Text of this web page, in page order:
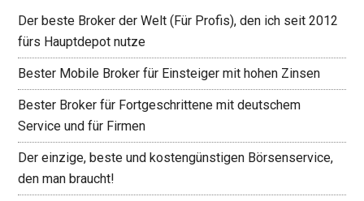
Der beste Broker der Welt (Für Profis), den ich seit 2012
fürs Hauptdepot nutze
Bester Mobile Broker für Einsteiger mit hohen Zinsen
Bester Broker für Fortgeschrittene mit deutschem
Service und für Firmen
Der einzige, beste und kostengünstigen Börsenservice,
den man braucht!